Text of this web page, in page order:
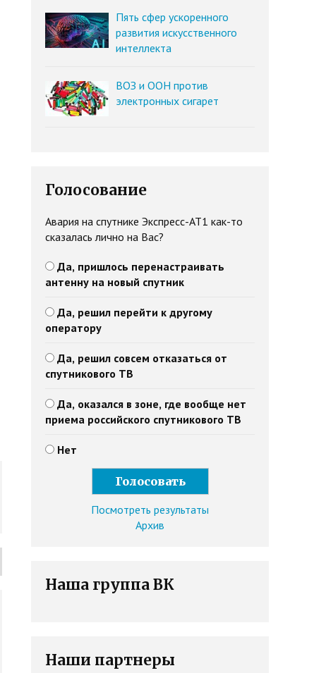
Пять сфер ускоренного
развития искусственного
интеллекта
ВОЗ и ООН против
электронных сигарет
Голосование
Авария на спутнике Экспресс-АТ1 как-то
сказалась лично на Вас?
Да, пришлось перенастраивать
антенну на новый спутник
Да, решил перейти к другому
оператору
Да, решил совсем отказаться от
спутникового ТВ
Да, оказался в зоне, где вообще нет
приема российского спутникового ТВ
Нет
Посмотреть результаты
Архив
Наша группа ВК
Наши партнеры